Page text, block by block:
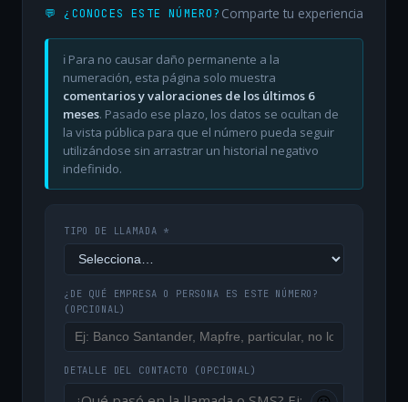
💬 ¿CONOCES ESTE NÚMERO? Comparte tu experiencia
ℹ️ Para no causar daño permanente a la
numeración, esta página solo muestra
comentarios y valoraciones de los últimos 6
meses. Pasado ese plazo, los datos se ocultan de
la vista pública para que el número pueda seguir
utilizándose sin arrastrar un historial negativo
indefinido.
TIPO DE LLAMADA *
¿DE QUÉ EMPRESA O PERSONA ES ESTE NÚMERO?
(OPCIONAL)
DETALLE DEL CONTACTO (OPCIONAL)